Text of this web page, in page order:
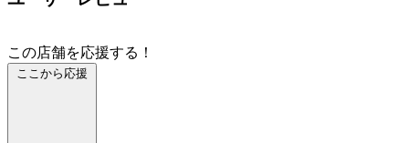
この店舗を応援する！
ここから応援